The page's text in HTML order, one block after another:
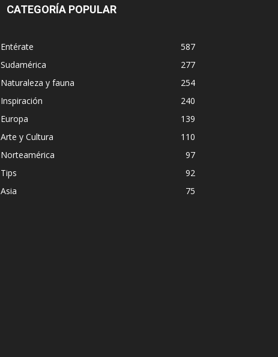
CATEGORÍA POPULAR
Entérate
587
Sudamérica
277
Naturaleza y fauna
254
Inspiración
240
Europa
139
Arte y Cultura
110
Norteamérica
97
Tips
92
Asia
75